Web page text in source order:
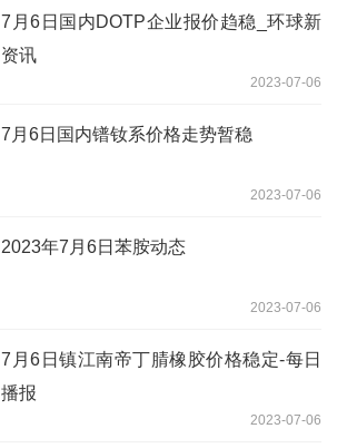
7月6日国内DOTP企业报价趋稳_环球新
资讯
2023-07-06
7月6日国内镨钕系价格走势暂稳
2023-07-06
2023年7月6日苯胺动态
2023-07-06
7月6日镇江南帝丁腈橡胶价格稳定-每日
播报
2023-07-06